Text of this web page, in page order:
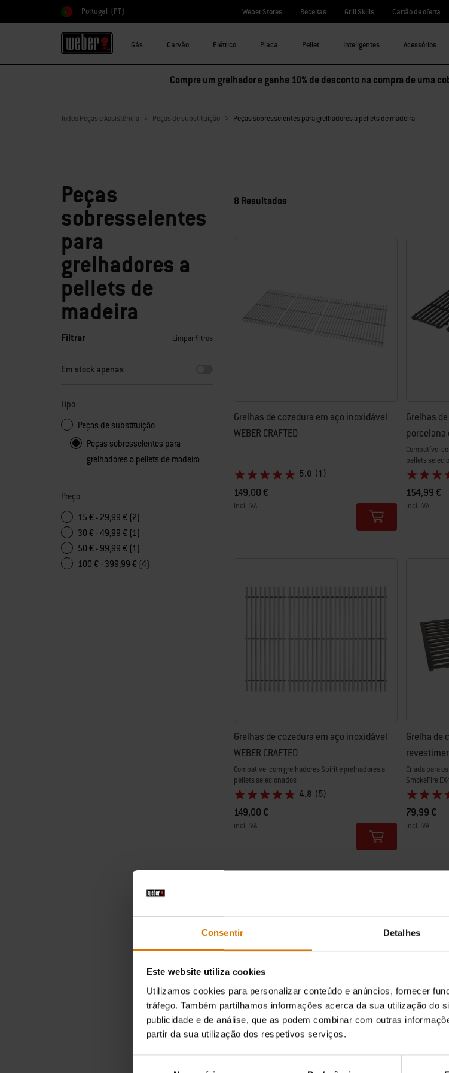
Consentir Detalhes
Este website utiliza cookies
Utilizamos cookies para personalizar conteúdo e anúncios, fornecer
tráfego. Também partilhamos informações acerca da sua utilização do
publicidade e de análise, que as podem combinar com outras
partir da sua utilização dos respetivos serviços.
Escolher país
Portugal (PT) Weber Stores Receitas Grill Skills Cartão de oferta
Gás Carvão Elétrico Placa Pellet Inteligentes Acessórios
Compre um grelhador e ganhe 10% de desconto na compra de uma
Todos Peças e Assistência Peças de substituição Peças sobresselentes para grelhadores a pellets de madeira
Peças
sobresselentes
para
grelhadores a
pellets de
madeira
Filtrar
Ao selecionar qualquer um dos filtros, a página será atualizada com novos resultados.
Limpar filtros
Em stock apenas
Tipo
Peças de substituição
Peças sobresselentes para
grelhadores a pellets de madeira
Preço
15 € - 29,99 € (2)
30 € - 49,99 € (1)
50 € - 99,99 € (1)
100 € - 399,99 € (4)
8 Resultados
Grelhas de cozedura em aço inoxidável
WEBER CRAFTED
5.0 (1)
149,00 €
incl. IVA
Grelhas
porcelana
Compatível
pellets
154,99 €
incl. IVA
Grelhas de cozedura em aço inoxidável
WEBER CRAFTED
Compatível com grelhadores Spirit e grelhadores a
pellets selecionados
4.8 (5)
149,00 €
incl. IVA
Grelha de
Criada para
SmokeFire
79,99 €
incl. IVA
TOP-SELLER
Recipientes de recolha Vela de